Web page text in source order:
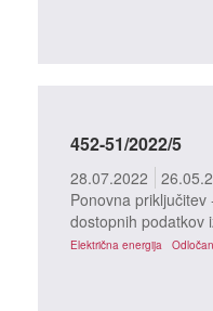
452-51/2022/5
28.07.2022
Ponovna
dostopnih podatkov
Električna energija